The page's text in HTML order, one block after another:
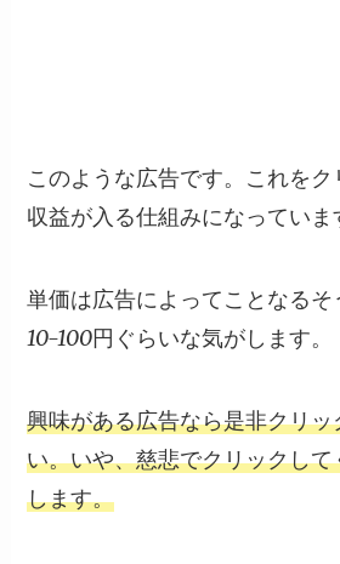
このような広告です。これを
収益が入る仕組みになっていま
単価は広告によってことなる
10-100円ぐらいな気がします。
興味がある広告なら是非クリ
い。いや、慈悲でクリックし
します。